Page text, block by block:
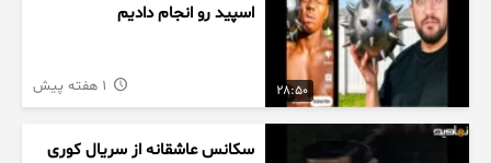
28:50
اسپید رو انجام دادیم
سکانس عاشقانه از سریال کوری